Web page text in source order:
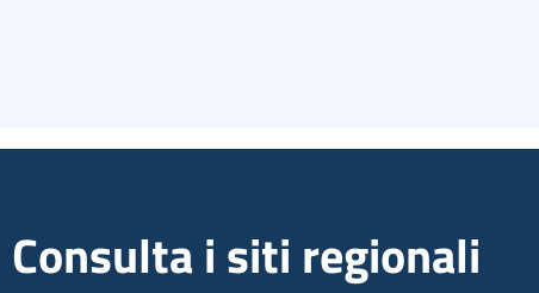
Consulta i siti regionali